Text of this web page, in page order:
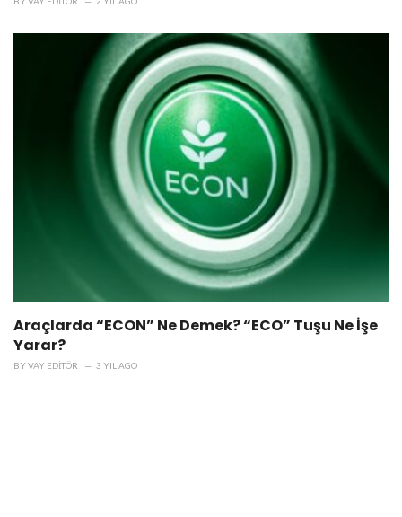
Araçlarda “ECON” Ne Demek? “ECO” Tuşu Ne İşe
Yarar?
BYVAY EDITÖR 3 YIL AGO